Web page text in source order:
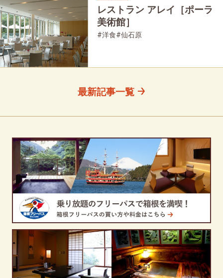
レストラン アレイ［ポーラ
美術館］
#洋食#仙石原
最新記事一覧